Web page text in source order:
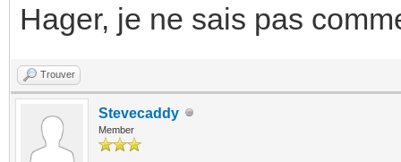
Hager, je ne sais pas
Trouver
Stevecaddy
Member